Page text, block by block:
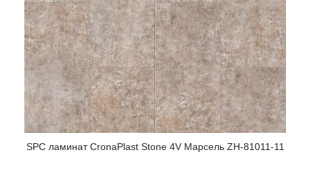
SPC ламинат CronaPlast Stone 4V Марсель ZH-81011-11